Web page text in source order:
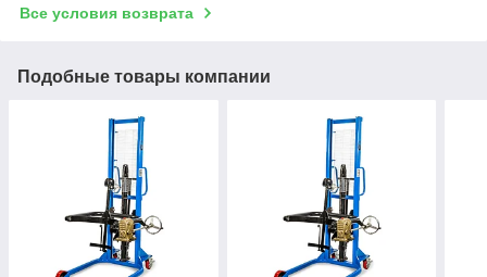
Все условия возврата
Подобные товары компании